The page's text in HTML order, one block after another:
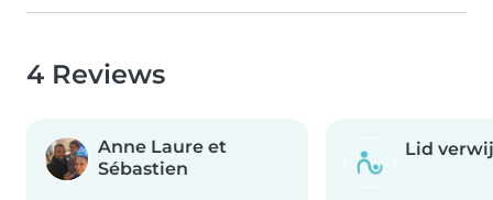
4 Reviews
Anne Laure et
Sébastien
Lid